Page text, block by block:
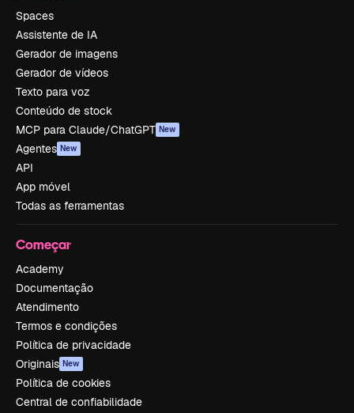
Spaces
Assistente de IA
Gerador de imagens
Gerador de vídeos
Texto para voz
Conteúdo de stock
MCP para Claude/ChatGPT New
Agentes New
API
App móvel
Todas as ferramentas
Começar
Academy
Documentação
Atendimento
Termos e condições
Política de privacidade
Originais New
Política de cookies
Central de confiabilidade